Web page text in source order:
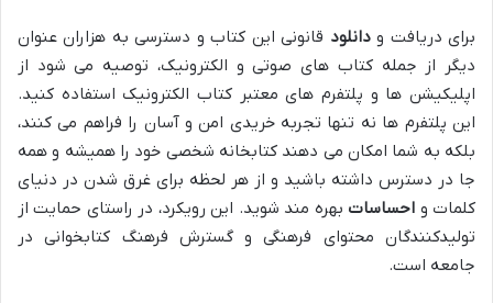
برای دریافت ودانلود قانونی این کتاب و دسترسی به هزاران عنوان
دیگر از جمله کتاب های صوتی و الکترونیک، توصیه می شود از
اپلیکیشن ها و پلتفرم های معتبر کتاب الکترونیک استفاده کنید.
این پلتفرم ها نه تنها تجربه خریدی امن و آسان را فراهم می کنند،
بلکه به شما امکان می دهند کتابخانه شخصی خود را همیشه و همه
جا در دسترس داشته باشید و از هر لحظه برای غرق شدن در دنیای
کلمات و احساسات بهره مند شوید. این رویکرد، در راستای حمایت از
تولیدکنندگان محتوای فرهنگی و گسترش فرهنگ کتابخوانی در
جامعه است.